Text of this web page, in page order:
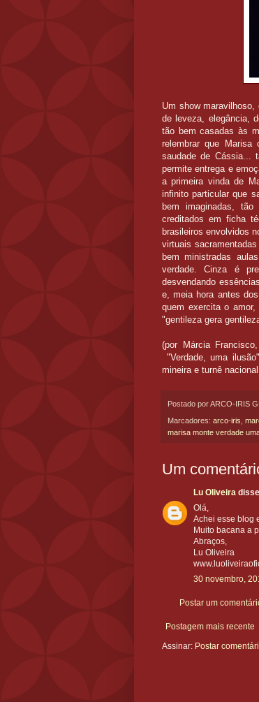
Um show
de leveza, elegância,
tão bem casadas às
relembrar que
saudade de Cássia...
permite entrega e
a primeira vinda de
infinito particular que
bem imaginadas,
creditados em ficha
brasileiros envolvidos
virtuais
bem ministradas
verdade. Cinza é
desvendando
e, meia hora antes
quem exercita o
"gentileza gera
(por Márcia
"Verdade, uma
mineira e turnê
Postado porARCO-IRIS
Marcadores: arco-iris,
marisa monte verdade
Um
Lu Oliveira
Olá,
Achei esse blog
Muito bacana a
Abraços,
Lu Oliveira
30 novembro,
Postar um
Postagem mais recente
Assinar: Postar